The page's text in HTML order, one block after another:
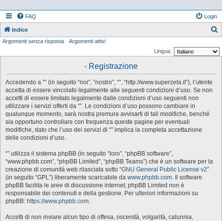
FAQ Login
Indice
Argomenti senza risposta
Argomenti attivi
Lingua:
- Registrazione
Accedendo a “” (in seguito “noi”, “nostro”, “”, “http://www.superzeta.it”), l’utente
accetta di essere vincolato legalmente alle seguenti condizioni d’uso. Se non
accetti di essere limitato legalmente dalle condizioni d’uso seguenti non
utilizzare i servizi offerti da “”. Le condizioni d’uso possono cambiare in
qualunque momento, sarà nostra premura avvisarti di tali modifiche, benché
sia opportuno controllare con frequenza queste pagine per eventuali
modifiche, dato che l’uso dei servizi di “” implica la completa accettazione
delle condizioni d’uso.
“” utilizza il sistema phpBB (in seguito “loro”, “phpBB software”,
“www.phpbb.com”, “phpBB Limited”, “phpBB Teams”) che è un software per la
creazione di comunità web rilasciata sotto “GNU General Public License v2”
(in seguito “GPL”) liberamente scaricabile da www.phpbb.com. Il software
phpBB facilita le aree di discussione internet; phpBB Limited non è
responsabile dei contenuti e della gestione. Per ulteriori informazioni su
phpBB: https://www.phpbb.com.
Accetti di non inviare alcun tipo di offesa, oscenità, volgarità, calunnia,